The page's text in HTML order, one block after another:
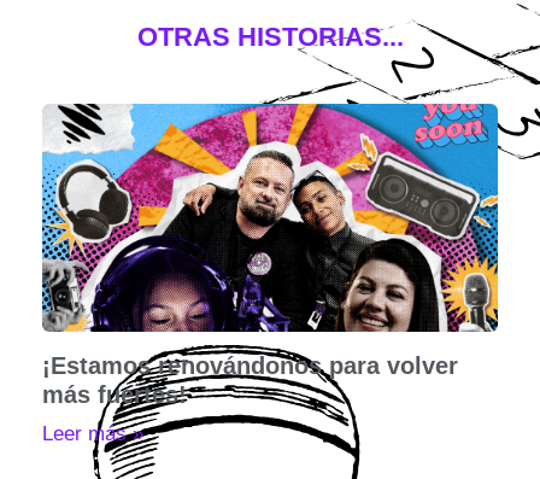
OTRAS HISTORIAS...
¡Estamos renovándonos para volver
más fuertes!
Leer más »